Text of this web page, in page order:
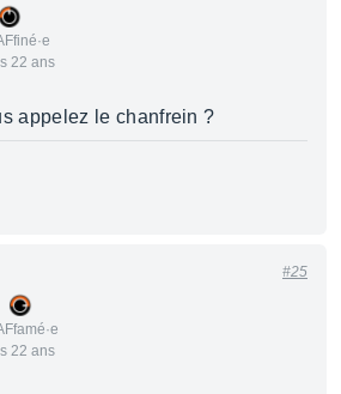
22 ans
appelez le chanfrein ?
22 ans
#25